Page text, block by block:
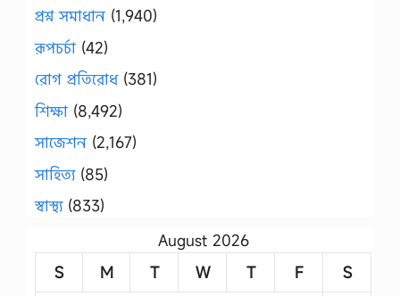
প্রশ্ন সমাধান (1,940)
রূপচর্চা (42)
রোগ প্রতিরোধ(381)
শিক্ষা (8,492)
সাজেশন (2,167)
সাহিত্য(85)
স্বাস্থ্য(833)
August 2026
S
M T W T F S